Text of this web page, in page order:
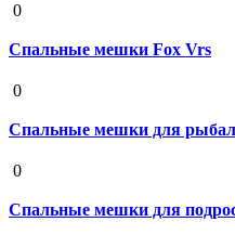
0
Спальные мешки Fox Vrs
0
Спальные мешки для
0
Спальные мешки для